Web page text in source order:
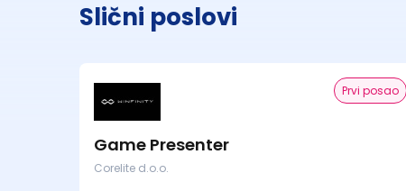
Slični poslovi
Prvi posao
Game Presenter
Corelite d.o.o.